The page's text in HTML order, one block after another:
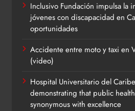
Inclusivo Fundación impulsa la
jóvenes con discapacidad en
oportunidades
Accidente entre moto y taxi en
(video)
Hospital Universitario del
demonstrating that public
synonymous with excellence